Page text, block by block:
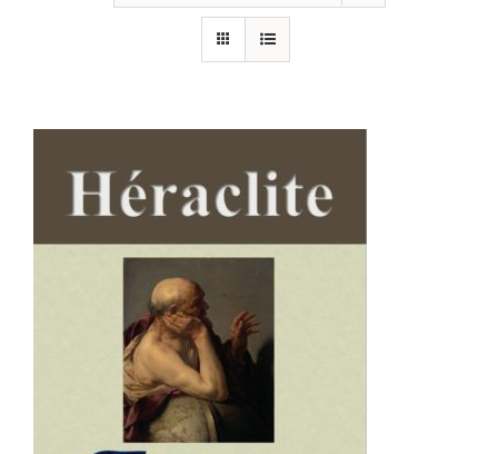
AJOUTER AU PANIER /